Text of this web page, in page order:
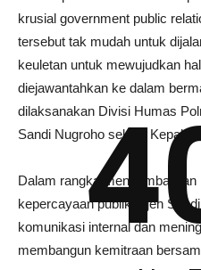
krusial government public
tersebut tak mudah untuk
keuletan untuk mewujudkan
diejawantahkan ke dalam
dilaksanakan Divisi Humas
Sandi Nugroho selaku Kepala
Dalam rangka
kepercayaan publik, Irjen
komunikasi internal dan
membangun kemitraan